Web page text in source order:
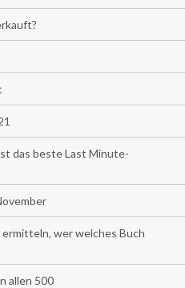
das beste Last Minute-
wer welches Buch
allen 500